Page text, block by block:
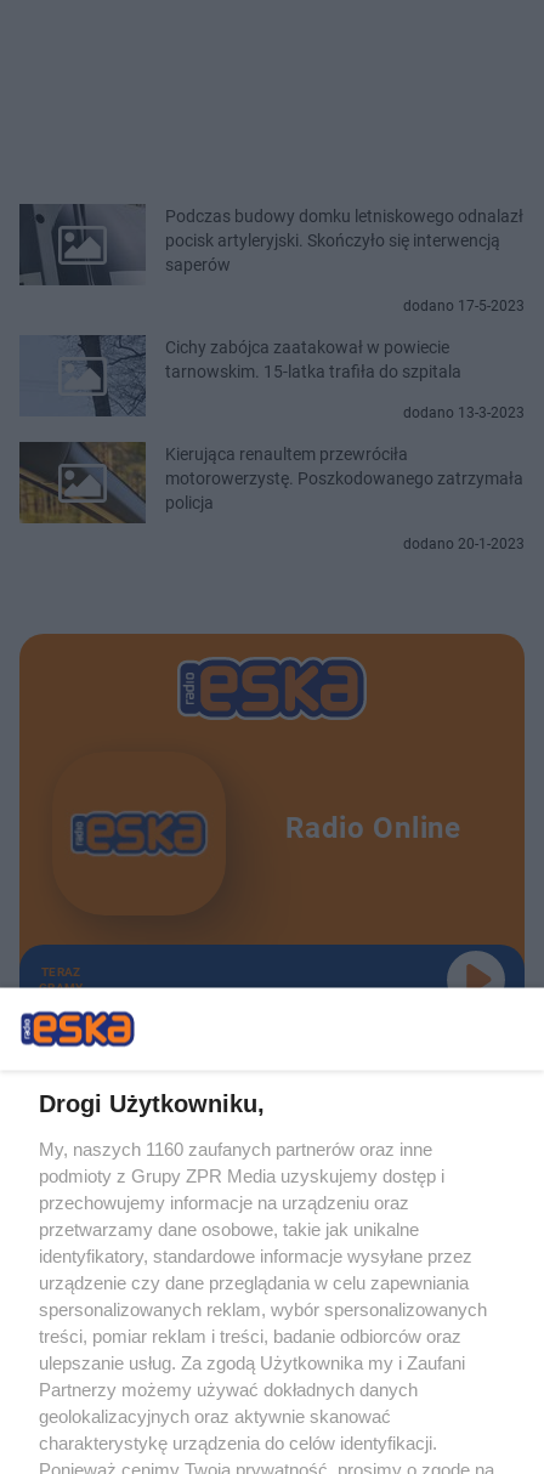
Podczas budowy domku letniskowego odnalazł
pocisk artyleryjski. Skończyło się interwencją
saperów
dodano 17-5-2023
Cichy zabójca zaatakował w powiecie
tarnowskim. 15-latka trafiła do szpitala
dodano 13-3-2023
Kierująca renaultem przewróciła
motorowerzystę. Poszkodowanego zatrzymała
policja
dodano 20-1-2023
Radio Online
TERAZ
GRAMY
Żaden utwór zamieszczony w serwisie nie może być powielany i
rozpowszechniany lub dalej rozpowszechniany w jakikolwiek sposób (w
tym także elektroniczny lub mechaniczny) na jakimkolwiek polu
eksploatacji w jakiejkolwiek formie, włącznie z umieszczaniem w Internecie
bez pisemnej zgody właściciela praw. Jakiekolwiek użycie lub
wykorzystanie utworów w całości lub w części z naruszeniem prawa, tzn.
bez właściwej zgody, jest zabronione pod groźbą kary i może być ścigane
prawnie.
O nas
Drogi Użytkowniku,
My, naszych 1160 zaufanych partnerów oraz inne
podmioty z Grupy ZPR Media uzyskujemy dostęp i
przechowujemy informacje na urządzeniu oraz
przetwarzamy dane osobowe, takie jak unikalne
identyfikatory, standardowe informacje wysyłane przez
urządzenie czy dane przeglądania w celu zapewniania
spersonalizowanych reklam, wybór spersonalizowanych
treści, pomiar reklam i treści, badanie odbiorców oraz
ulepszanie usług. Za zgodą Użytkownika my i Zaufani
Partnerzy możemy używać dokładnych danych
geolokalizacyjnych oraz aktywnie skanować
charakterystykę urządzenia do celów identyfikacji.
Ponieważ cenimy Twoją prywatność, prosimy o zgodę na